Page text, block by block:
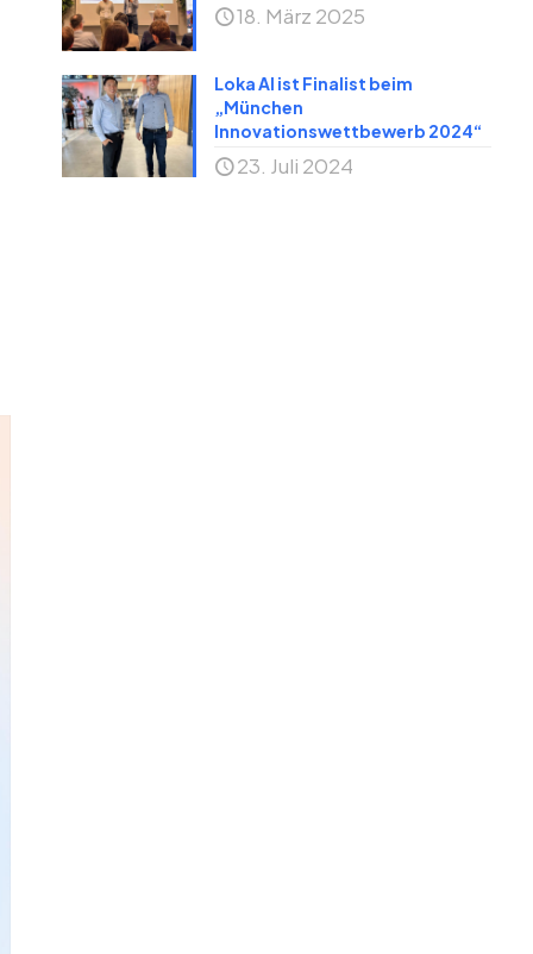
18. März 2025
Loka AI ist Finalist beim
„München
Innovationswettbewerb 2024“
23. Juli 2024